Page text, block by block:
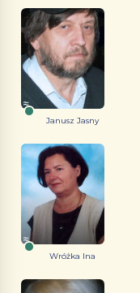
Janusz Jasny
Wróżka Ina